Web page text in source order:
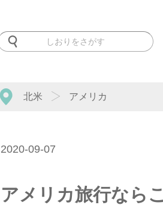
北米 アメリカ
2020-09-07
アメリカ旅行なら